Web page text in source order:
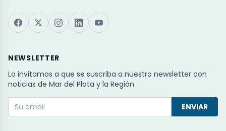
NEWSLETTER
Lo invitamos a que se suscriba a nuestro newsletter con
noticias de Mar del Plata y la Región
ENVIAR